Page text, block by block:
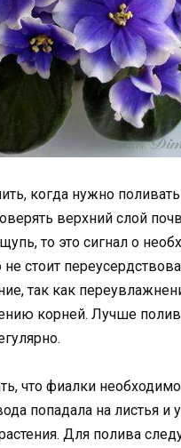
когда нужно
верхний слой
то это сигнал о
стоит
так как
корней. Лучше
что фиалки
попадала на листья и
Для полива